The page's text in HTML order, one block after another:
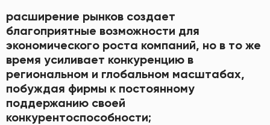
расширение рынков создает
благоприятные возможности для
экономического роста компаний, но в то же
время усиливает конкуренцию в
региональном и глобальном масштабах,
побуждая фирмы к постоянному
поддержанию своей
конкурентоспособности;